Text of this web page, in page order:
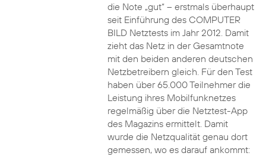
die Note „gut“ – erstmals überhaupt
seit Einführung des COMPUTER
BILD Netztests im Jahr 2012. Damit
zieht das Netz in der Gesamtnote
mit den beiden anderen deutschen
Netzbetreibern gleich. Für den Test
haben über 65.000 Teilnehmer die
Leistung ihres Mobilfunknetzes
regelmäßig über die Netztest-App
des Magazins ermittelt. Damit
wurde die Netzqualität genau dort
gemessen, wo es darauf ankommt: